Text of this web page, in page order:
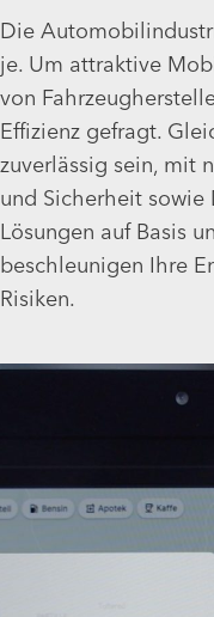
Die
je. Um attraktive
von
Effizienz gefragt.
zuverlässig sein, mit
und Sicherheit sowie
Lösungen auf Basis
beschleunigen Ihre
Risiken.